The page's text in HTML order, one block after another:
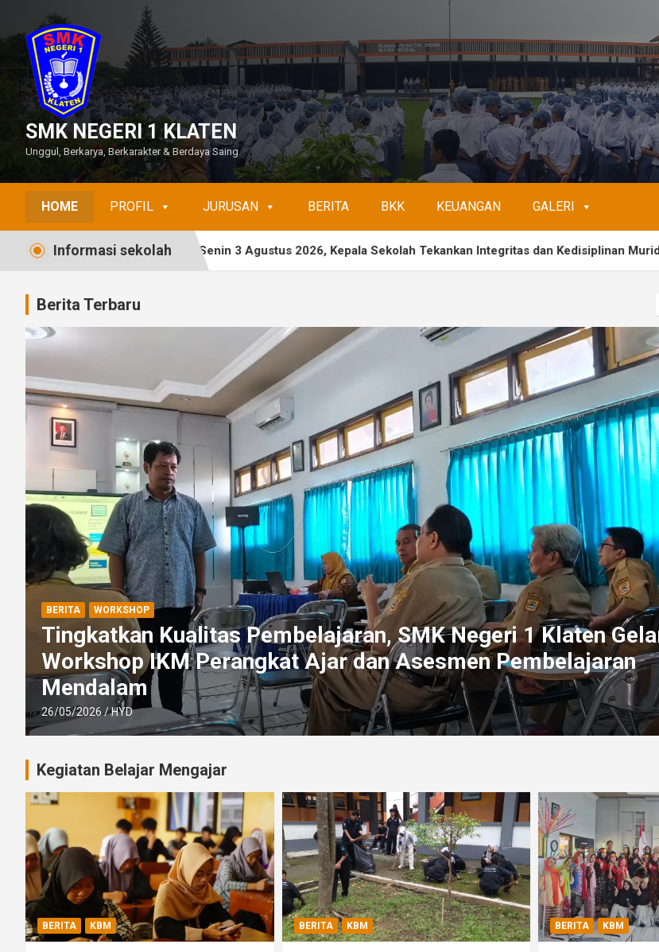
content
SMK NEGERI 1 KLATEN
Unggul, Berkarya, Berkarakter & Berdaya Saing
HOME PROFIL JURUSAN BERITA BKK KEUANGAN GALERI
Informasi sekolah
Bendera Senin 3 Agustus 2026, Kepala Sekolah Tekankan Integritas dan Kedisiplinan Murid Purna tugas
Berita Terbaru
BERITA WORKSHOP
Tingkatkan Kualitas Pembelajaran, SMK Negeri 1 Klaten
Workshop IKM Perangkat Ajar dan Asesmen Pembelajaran
Mendalam
26/05/2026 HYD
Kegiatan Belajar Mengajar
BERITA KBM BERITA KBM BERITA KBM